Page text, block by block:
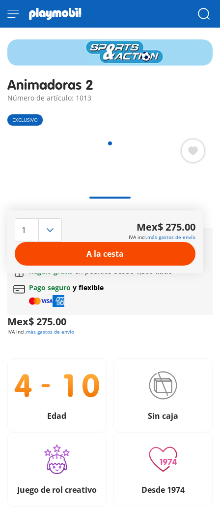
Animadoras 2
Número de artículo: 1013
EXCLUSIVO
Entrega rápida:3 a 5 días hábiles!
en pedidos a partir de
Regalo gratis en pedidos desde 1,500 MXN
Pago seguro y flexible
Mex$ 275.00
IVA incl.más gastos de envío
Mex$ 275.00
IVA incl.más gastos de envío
A la cesta
Edad Sin caja
Juego de rol creativo Desde 1974